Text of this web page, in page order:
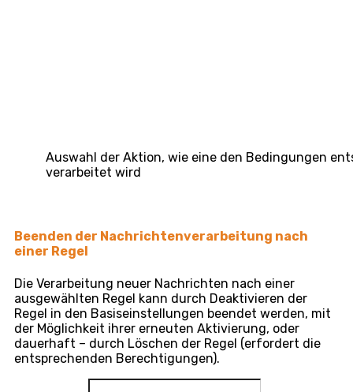
Auswahl der Aktion, wie eine den Bedingungen
verarbeitet wird
Beenden der Nachrichtenverarbeitung nach
einer Regel
Die Verarbeitung neuer Nachrichten nach einer
ausgewählten Regel kann durch Deaktivieren der
Regel in den Basiseinstellungen beendet werden, mit
der Möglichkeit ihrer erneuten Aktivierung, oder
dauerhaft – durch Löschen der Regel (erfordert die
entsprechenden Berechtigungen).